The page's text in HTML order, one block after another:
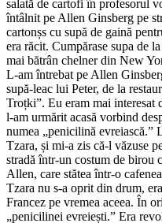
salată de cartofi în profesorul
întâlnit pe Allen Ginsberg pe
cartonșs cu supă de gaină
era răcit. Cumpărase supa de
mai bătrân chelner din New
L-am întrebat pe Allen
supă-leac lui Peter, de la
Troțki”. Eu eram mai interesat
l-am urmărit acasă vorbind
numea „penicilină evreiască.”
Tzara, și mi-a zis că-l văzuse
stradă într-un costum de birou
Allen, care stătea într-o
Tzara nu s-a oprit din drum,
Francez pe vremea aceea. În
„penicilinei evreiești.” Era